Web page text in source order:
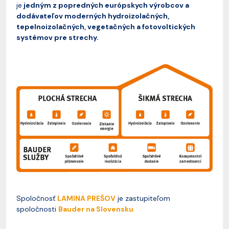
je jedným z popredných európskych výrobcov a
dodávateľov moderných hydroizolačných,
tepelnoizolačných, vegetačných a fotovoltických
systémov pre strechy.
Spoločnosť LAMINA PREŠOV je zastupiteľom
spoločnosti Bauder na Slovensku.